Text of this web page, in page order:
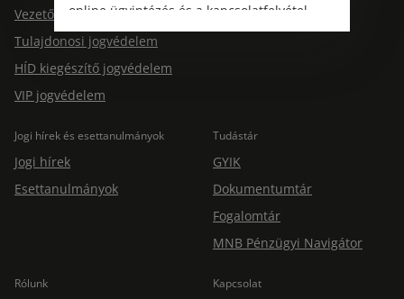
Vezetői jogvédelem
Tulajdonosi jogvédelem
HÍD kiegészítő jogvédelem
VIP jogvédelem
Jogi hírek és esettanulmányok
Jogi hírek
Esettanulmányok
Tudástár
GYIK
Dokumentumtár
Fogalomtár
MNB Pénzügyi Navigátor
Rólunk Kapcsolat
online ügyintézés és a kapcsolatfelvétel
változatlanul biztosított.